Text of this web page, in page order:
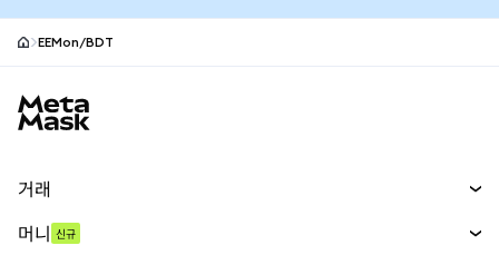
EEMon/BDT
거래
머니 신규